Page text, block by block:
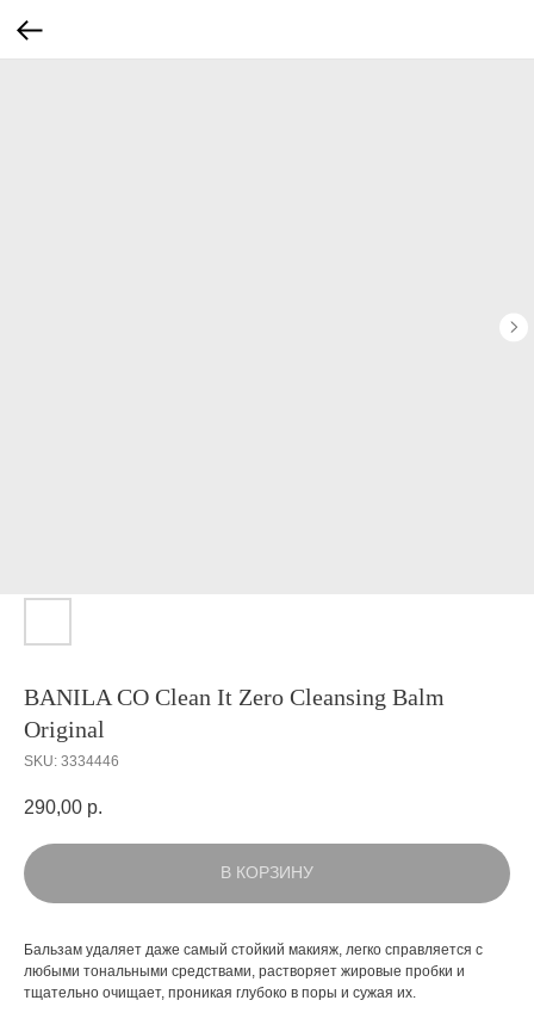
BANILA CO Clean It Zero Cleansing Balm
Original
SKU: 3334446
290,00 р.
В КОРЗИНУ
Бальзам удаляет даже самый стойкий макияж, легко справляется с
любыми тональными средствами, растворяет жировые пробки и
тщательно очищает, проникая глубоко в поры и сужая их.